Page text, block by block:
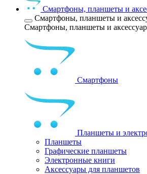
Смартфоны, планшеты и
Смартфоны, планшеты и
Смартфоны, планшеты и
Смартфоны
Планшеты и
Планшеты
Графические планшеты
Электронные книги
Аксессуары для планшетов